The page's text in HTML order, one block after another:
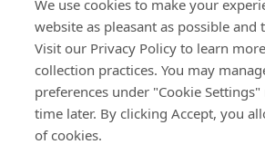
We use cookies to make your
website as pleasant as possible and
Visit our Privacy Policy to learn
collection practices. You may
preferences under "Cookie
time later. By clicking Accept, you
of cookies.
Sobre nosotros
Bossard México
Av. Kalos 114
Parque Industrial Kalos